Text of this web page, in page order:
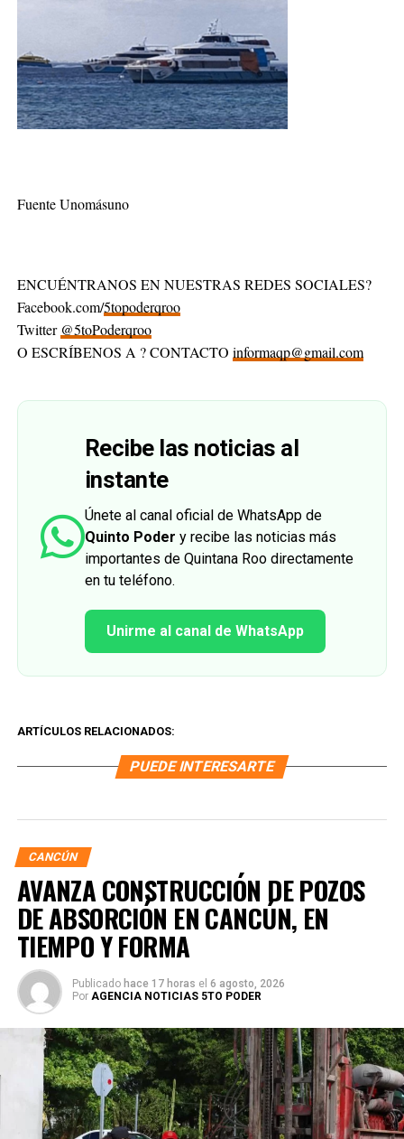
Fuente Unomásuno
ENCUÉNTRANOS EN NUESTRAS REDES SOCIALES?
Facebook.com/5topoderqroo
Twitter @5toPoderqroo
O ESCRÍBENOS A ? CONTACTO informaqp@gmail.com
Recibe las noticias al
instante
Únete al canal oficial de WhatsApp de
Quinto Poder y recibe las noticias más
importantes de Quintana Roo directamente
en tu teléfono.
Unirme al canal de WhatsApp
ARTÍCULOS RELACIONADOS:
PUEDE INTERESARTE
CANCÚN
AVANZA CONSTRUCCIÓN DE POZOS
DE ABSORCIÓN EN CANCÚN, EN
TIEMPO Y FORMA
Publicado hace 17 horas el 6 agosto, 2026
Por AGENCIA NOTICIAS 5TO PODER